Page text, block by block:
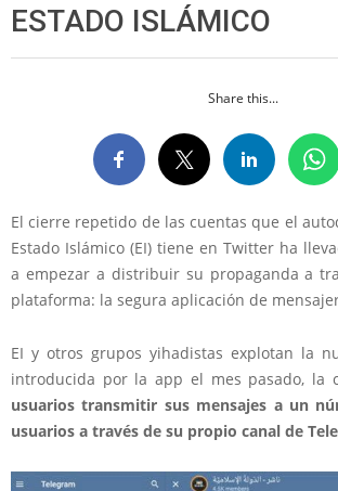
ESTADO ISLÁMICO
Share this...
El cierre repetido de las cuentas que el
Estado Islámico (EI) tiene en Twitter ha
a empezar a distribuir su propaganda a
plataforma: la segura aplicación de
EI y otros grupos yihadistas explotan la
introducida por la app el mes pasado, la
usuarios transmitir sus mensajes a un
usuarios a través de su propio canal de